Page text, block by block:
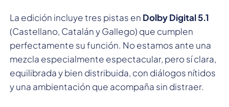
La edición incluye tres pistas en Dolby Digital 5.1
(Castellano, Catalán y Gallego) que cumplen
perfectamente su función. No estamos ante una
mezcla especialmente espectacular, pero sí clara,
equilibrada y bien distribuida, con diálogos nítidos
y una ambientación que acompaña sin distraer.